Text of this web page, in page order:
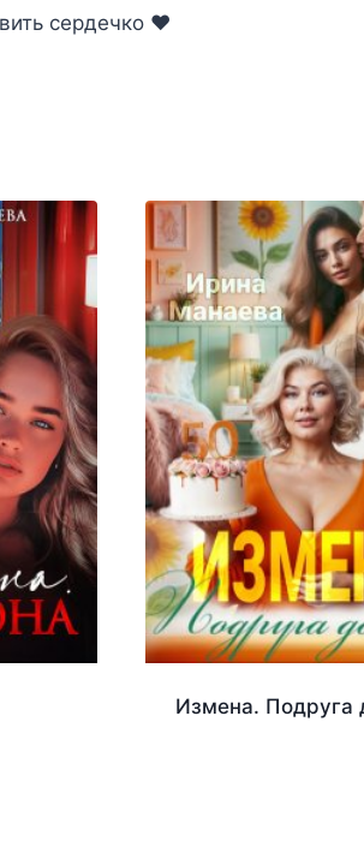
сердечко ‍❤️‍
Измена. Подруга